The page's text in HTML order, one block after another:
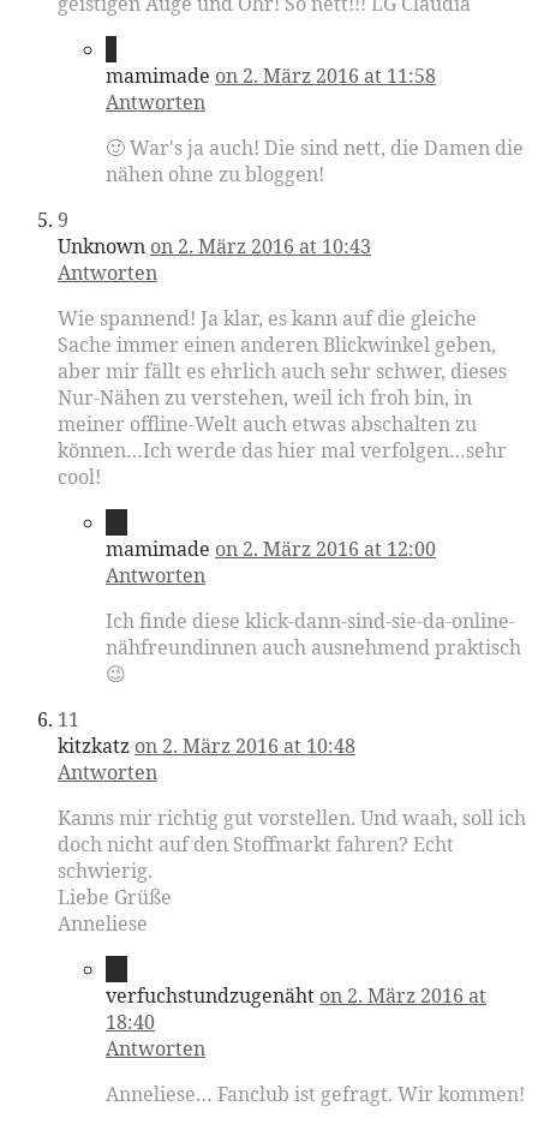
mamimade on 2. März 2016 at 11:58
Antworten
🙂 War's ja auch! Die sind nett, die Damen die
nähen ohne zu bloggen!
9
Unknown on 2. März 2016 at 10:43
Antworten
Wie spannend! Ja klar, es kann auf die gleiche
Sache immer einen anderen Blickwinkel geben,
aber mir fällt es ehrlich auch sehr schwer, dieses
Nur-Nähen zu verstehen, weil ich froh bin, in
meiner offline-Welt auch etwas abschalten zu
können…Ich werde das hier mal verfolgen…sehr
cool!
mamimade on 2. März 2016 at 12:00
Antworten
Ich finde diese klick-dann-sind-sie-da-online-
nähfreundinnen auch ausnehmend praktisch
😉
11
kitzkatz on 2. März 2016 at 10:48
Antworten
Kanns mir richtig gut vorstellen. Und waah, soll ich
doch nicht auf den Stoffmarkt fahren? Echt
schwierig.
Liebe Grüße
Anneliese
verfuchstundzugenäht on 2. März 2016 at
18:40
Antworten
Anneliese… Fanclub ist gefragt. Wir kommen!